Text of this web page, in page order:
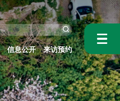
信息公开 来访预约